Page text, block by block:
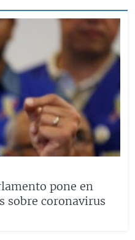
pone en
sobre coronavirus